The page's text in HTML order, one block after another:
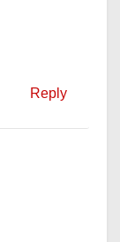
Reply